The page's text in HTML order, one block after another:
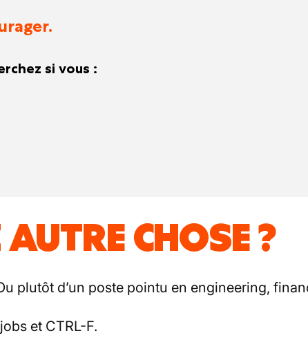
si vous :
CHOSE ?
plutôt d’un poste pointu en engineering,
et CTRL-F.